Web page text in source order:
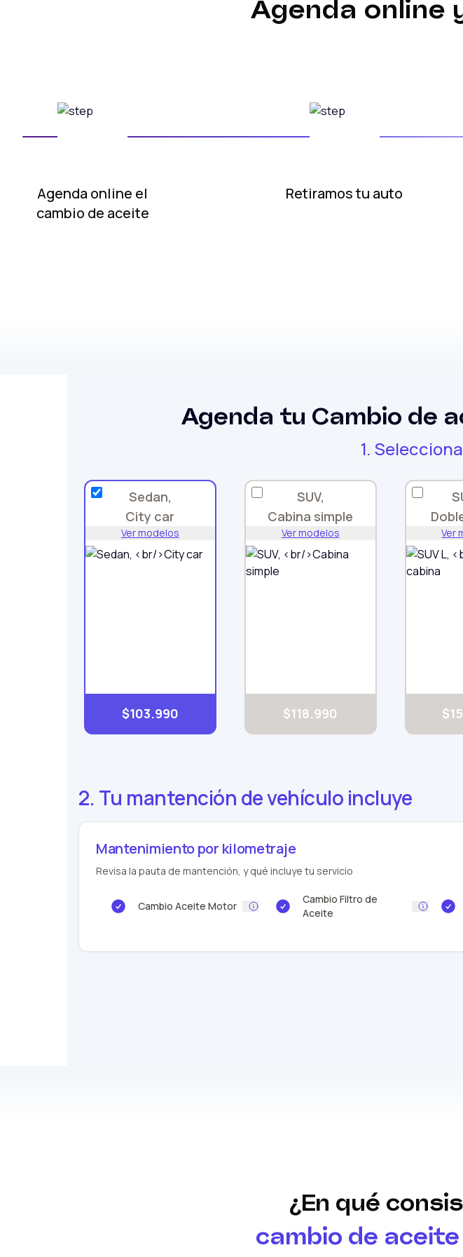
Agenda online
Agenda online el
cambio de aceite
Retiramos tu auto
Agenda tu Cambio de
1. Selecciona
Sedan,
City car
Ver modelos
$103.990
SUV,
Cabina simple
Ver modelos
$118.990
Ver
2. Tu mantención de vehículo incluye
Mantenimiento por kilometraje
Revisa la pauta de mantención, y qué incluye tu servicio
Cambio Aceite Motor
Cambio Filtro de
Aceite
¿En qué
cambio de